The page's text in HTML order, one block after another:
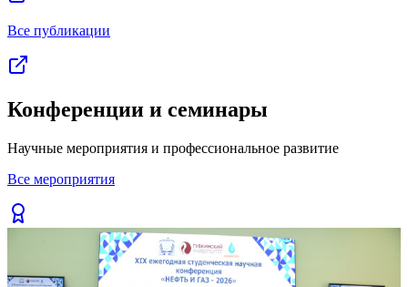
Next slide
Все публикации
Конференции и семинары
Научные мероприятия и профессиональное развитие
Все мероприятия